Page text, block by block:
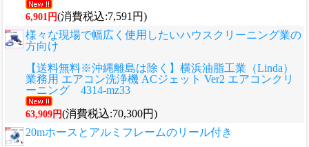
6,901円(消費税込:7,591円)
様々な現場で幅広く使用したいハウスクリーニング業の
方向け
【送料無料※沖縄離島は除く】横浜油脂工業（Linda）
業務用 エアコン洗浄機 ACジェット Ver2 エアコンクリ
ーニング 4314-mz33
63,909円(消費税込:70,300円)
20mホースとアルミフレームのリール付き